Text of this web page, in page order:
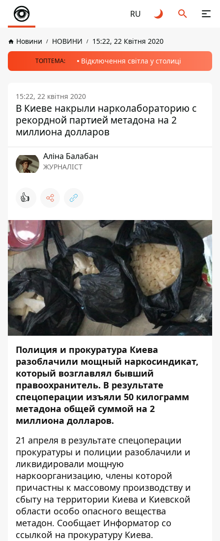
RU
Новини НОВИНИ 15:22, 22 Квітня 2020
ТОПТЕМА: Відключення світла у столиці
15:22, 22 квітня 2020
В Киеве накрыли нарколабораторию с
рекордной партией метадона на 2
миллиона долларов
Аліна Балабан
ЖУРНАЛІСТ
👍
Полиция и прокуратура Киева
разоблачили мощный наркосиндикат,
который возглавлял бывший
правоохранитель. В результате
спецоперации изъяли 50 килограмм
метадона общей суммой на 2
миллиона долларов.
21 апреля в результате спецоперации
прокуратуры и полиции разоблачили и
ликвидировали мощную
наркоорганизацию, члены которой
причастны к массовому производству и
сбыту на территории Киева и Киевской
области особо опасного вещества
метадон. Сообщает Информатор со
ссылкой на прокуратуру Киева.